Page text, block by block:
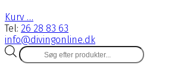
Kurv …
Tel: 26 28 83 63
info@divingonline.dk
Products
search